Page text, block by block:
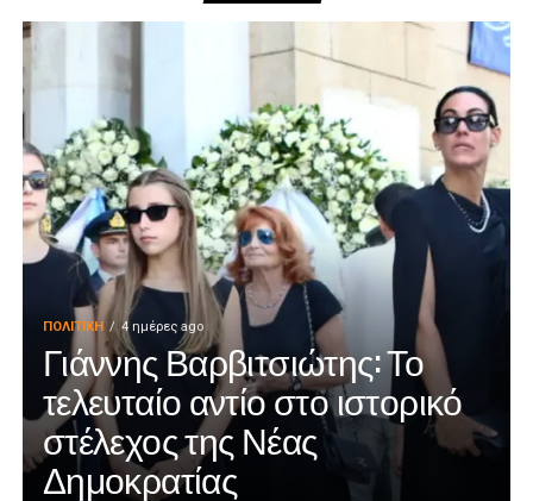
ΠΟΛΙΤΙΚΉ 4 ημέρες ago
Γιάννης Βαρβιτσιώτης: Το
τελευταίο αντίο στο ιστορικό
στέλεχος της Νέας
Δημοκρατίας